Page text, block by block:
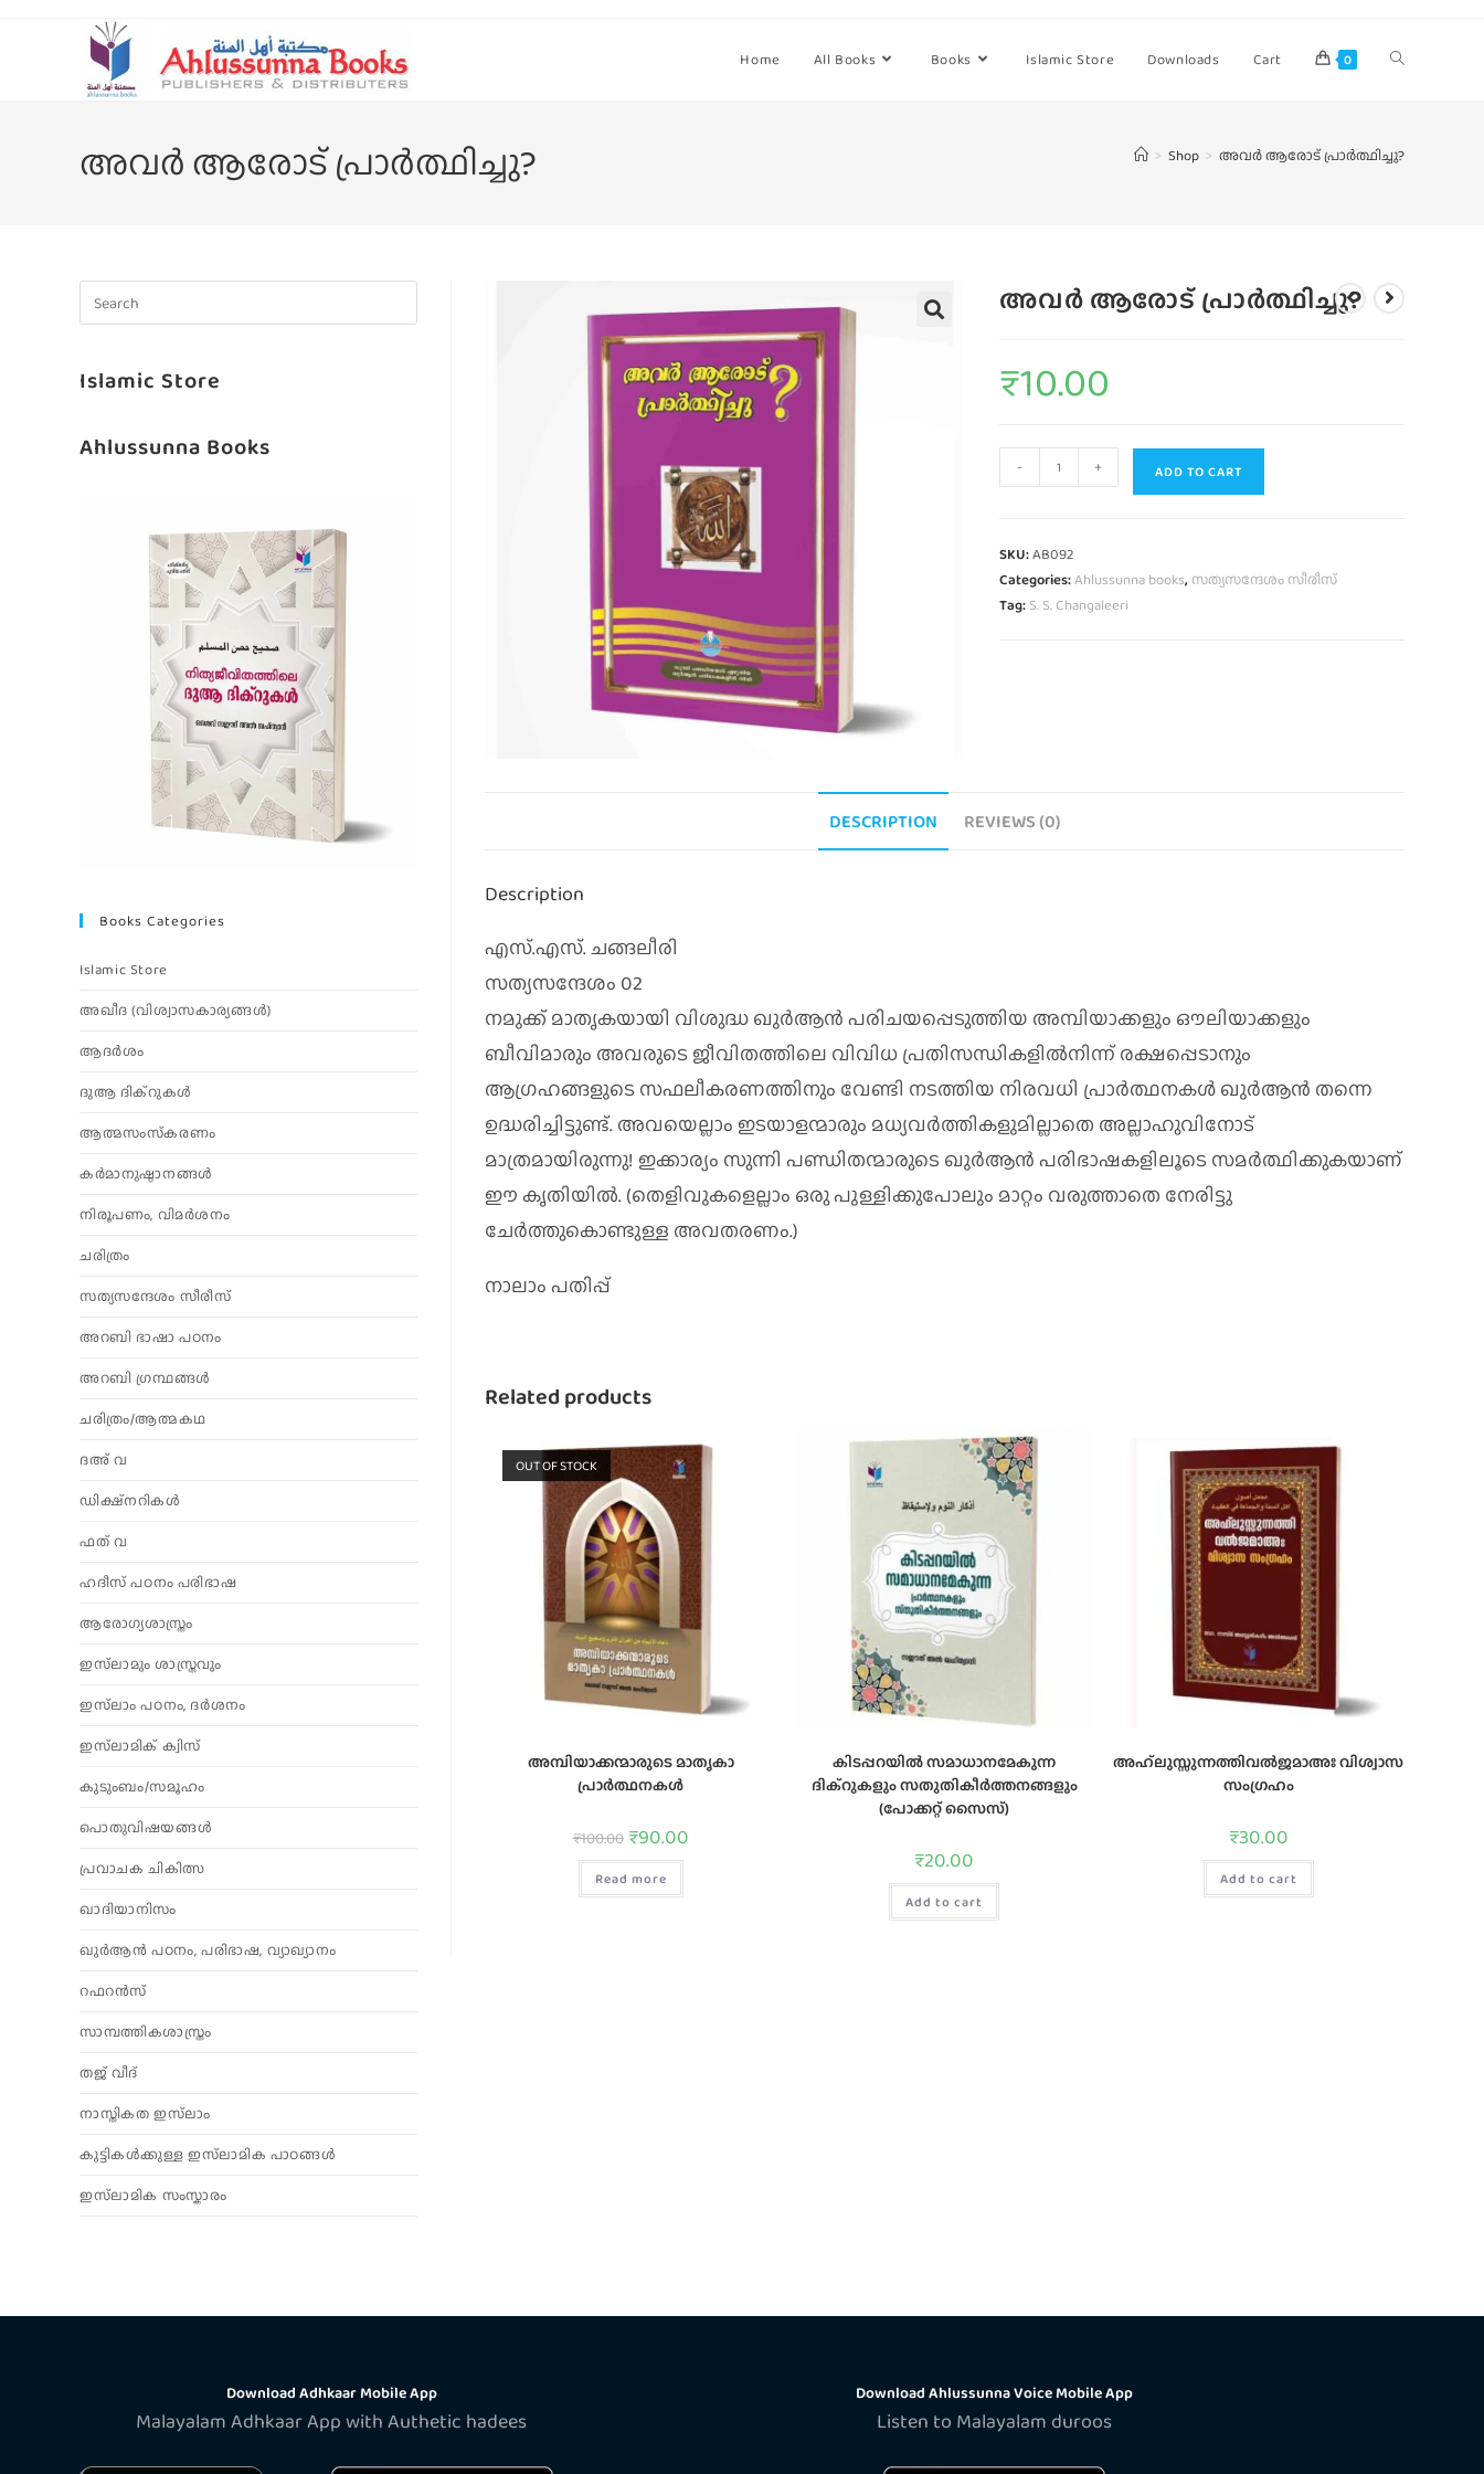
Home All Books Books Islamic Store Downloads Cart 0
അവര്‍ ആരോട്‌ പ്രാര്‍ത്ഥിച്ചു? > Shop > അവര്‍ ആരോട്‌ പ്രാര്‍ത്ഥിച്ചു?
അവര്‍ ആരോട്‌ പ്രാര്‍ത്ഥിച്ചു?
₹10.00
- + ADD TO CART
SKU:AB092
Categories:Ahlussunna books, സത്യസന്ദേശം സീരീസ്
Tag: S. S. Changaleeri
DESCRIPTION REVIEWS (0)
Description
എസ്‌.എസ്‌. ചങ്ങലീരി
സത്യസന്ദേശം 02
നമുക്ക്‌ മാതൃകയായി വിശുദ്ധ ഖുര്‍ആന്‍ പരിചയപ്പെടുത്തിയ അമ്പിയാക്കളും ഔലിയാക്കളും
ബീവിമാരും അവരുടെ ജീവിതത്തിലെ വിവിധ പ്രതിസന്ധികളില്‍നിന്ന്‌ രക്ഷപ്പെടാനും
ആഗ്രഹങ്ങളുടെ സഫലീകരണത്തിനും വേണ്ടി നടത്തിയ നിരവധി പ്രാര്‍ത്ഥനകള്‍ ഖുര്‍ആന്‍ തന്നെ
ഉദ്ധരിച്ചിട്ടുണ്ട്‌. അവയെല്ലാം ഇടയാളന്മാരും മധ്യവര്‍ത്തികളുമില്ലാതെ അല്ലാഹുവിനോട്‌
മാത്രമായിരുന്നു! ഇക്കാര്യം സുന്നി പണ്ഡിതന്മാരുടെ ഖുര്‍ആന്‍ പരിഭാഷകളിലൂടെ സമര്‍ത്ഥിക്കുകയാണ്‌
ഈ കൃതിയില്‍. (തെളിവുകളെല്ലാം ഒരു പുള്ളിക്കുപോലും മാറ്റം വരുത്താതെ നേരിട്ടു
ചേര്‍ത്തുകൊണ്ടുള്ള അവതരണം.)
നാലാം പതിപ്പ്
Related products
OUT OF STOCK
അമ്പിയാക്കന്മാരുടെ മാതൃകാ
പ്രാര്‍ത്ഥനകൾ
₹100.00 ₹90.00
Read more
കിടപ്പറയില്‍ സമാധാനമേകുന്ന
ദിക്‌റുകളും സതുതികീര്‍ത്തനങ്ങളും
(പോക്കറ്റ് സൈസ്)
₹20.00
Add to cart
അഹ്‌ലുസ്സുന്നത്തിവല്‍ജമാഅഃ വിശ്വാസ
സംഗ്രഹം
₹30.00
Add to cart
Islamic Store
Ahlussunna Books
Books Categories
Islamic Store
അഖീദ (വിശ്വാസകാര്യങ്ങള്‍)
ആദര്‍ശം
ദുആ ദിക്റുകൾ
ആത്മസംസ്‌കരണം
കര്‍മാനുഷ്ഠാനങ്ങള്‍
നിരൂപണം, വിമര്‍ശനം
ചരിത്രം
സത്യസന്ദേശം സീരീസ്
അറബി ഭാഷാ പഠനം
അറബി ഗ്രന്ഥങ്ങൾ
ചരിത്രം/ആത്മകഥ
ദഅ് വ
ഡിക്ഷ്നറികൾ
ഫത് വ
ഹദീസ് പഠനം പരിഭാഷ
ആരോഗ്യശാസ്ത്രം
ഇസ്‌ലാമും ശാസ്ത്രവും
ഇസ്‌ലാം പഠനം, ദർശനം
ഇസ്‌ലാമിക് ക്വിസ്
കുടുംബം/സമൂഹം
പൊതുവിഷയങ്ങൾ
പ്രവാചക ചികിത്സ
ഖാദിയാനിസം
ഖുർആൻ പഠനം, പരിഭാഷ, വ്യാഖ്യാനം
റഫറൻസ്
സാമ്പത്തികശാസ്ത്രം
തജ് വീദ്
നാസ്തികത ഇസ്‌ലാം
കുട്ടികൾക്കുള്ള ഇസ്‌ലാമിക പാഠങ്ങൾ
ഇസ്‌ലാമിക സംസ്കാരം
Download Adhkaar Mobile App
Malayalam Adhkaar App with Authetic hadees
Download Ahlussunna Voice Mobile App
Listen to Malayalam duroos